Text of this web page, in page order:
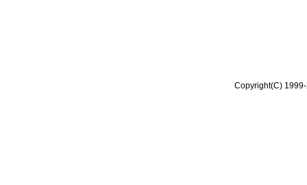
Copyright(C)